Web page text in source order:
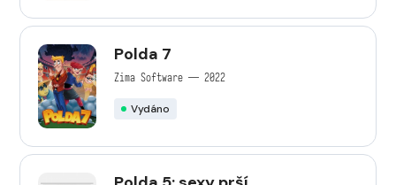
Polda 7
Zima Software — 2022
Vydáno